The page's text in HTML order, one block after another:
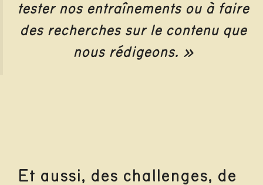
tester nos entraînements ou à faire
des recherches sur le contenu que
nous rédigeons. »
Et aussi, des challenges, de